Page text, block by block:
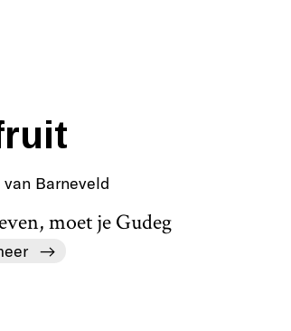
Barneveld
moet je Gudeg